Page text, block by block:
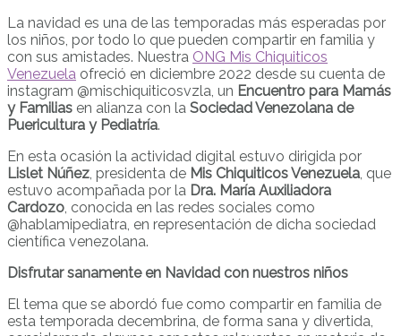
La navidad es una de las temporadas más esperadas por
los niños, por todo lo que pueden compartir en familia y
con sus amistades. Nuestra ONG Mis Chiquiticos
Venezuela ofreció en diciembre 2022 desde su cuenta de
instagram @mischiquiticosvzla, un Encuentro para Mamás
y Familias en alianza con la Sociedad Venezolana de
Puericultura y Pediatría.
En esta ocasión la actividad digital estuvo dirigida por
Lislet Núñez, presidenta de Mis Chiquiticos Venezuela, que
estuvo acompañada por la Dra. María Auxiliadora
Cardozo, conocida en las redes sociales como
@hablamipediatra, en representación de dicha sociedad
científica venezolana.
Disfrutar sanamente en Navidad con nuestros niños
El tema que se abordó fue como compartir en familia de
esta temporada decembrina, de forma sana y divertida,